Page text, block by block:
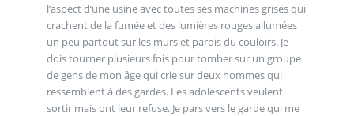
l’aspect d’une usine avec toutes ses machines grises qui
crachent de la fumée et des lumières rouges allumées
un peu partout sur les murs et parois du couloirs. Je
dois tourner plusieurs fois pour tomber sur un groupe
de gens de mon âge qui crie sur deux hommes qui
ressemblent à des gardes. Les adolescents veulent
sortir mais ont leur refuse. Je pars vers le garde qui me